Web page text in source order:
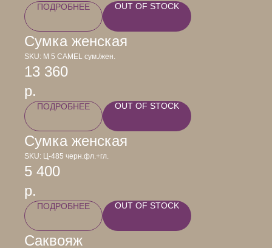
ПОДРОБНЕЕ OUT OF STOCK
Сумка женская
SKU: М 5 CAMEL сум./жен.
13 360
р.
ПОДРОБНЕЕ OUT OF STOCK
Сумка женская
SKU: Ц-485 черн.фл.+гл.
5 400
р.
ПОДРОБНЕЕ OUT OF STOCK
Саквояж